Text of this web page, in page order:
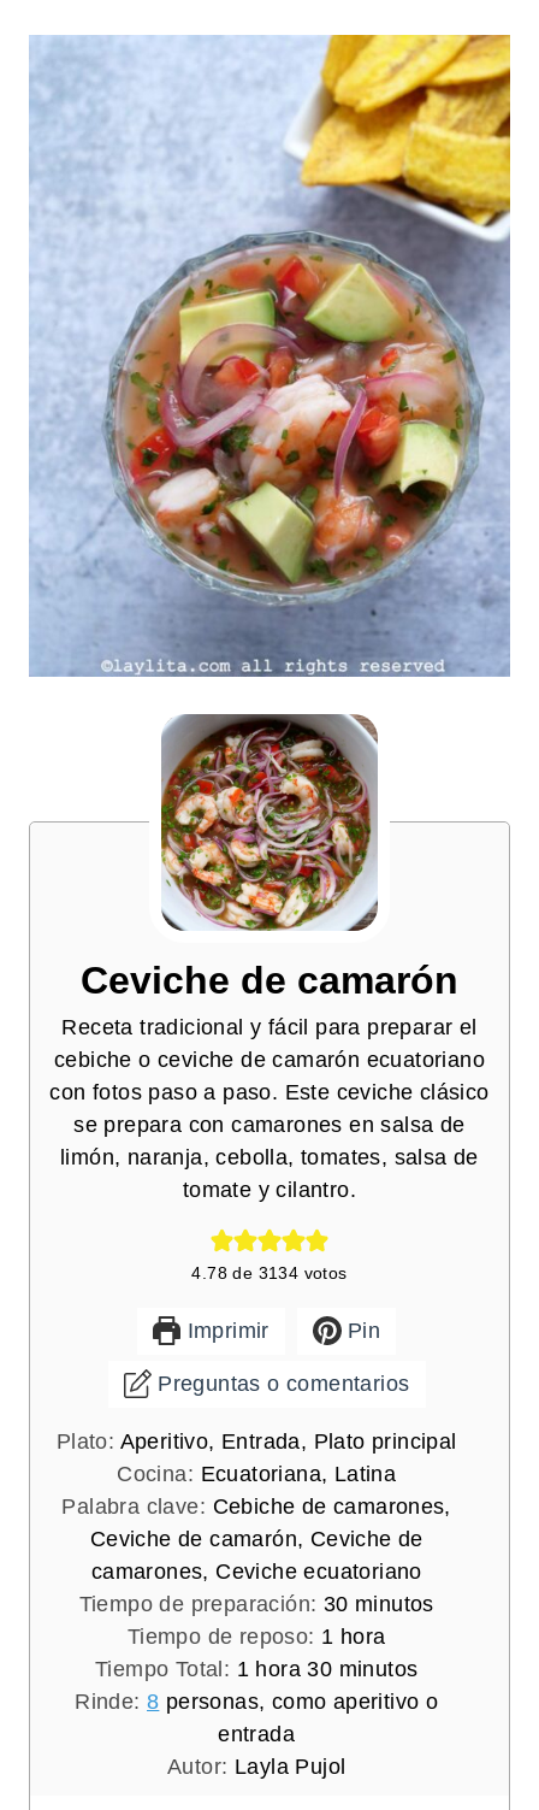
Ceviche de camarón
Receta tradicional y fácil para preparar el
cebiche o ceviche de camarón ecuatoriano
con fotos paso a paso. Este ceviche clásico
se prepara con camarones en salsa de
limón, naranja, cebolla, tomates, salsa de
tomate y cilantro.
4.78de 3134 votos
Imprimir Pin
Preguntas o comentarios
Plato: Aperitivo, Entrada, Plato principal
Cocina: Ecuatoriana, Latina
Palabra clave: Cebiche de camarones,
Ceviche de camarón, Ceviche de
camarones, Ceviche ecuatoriano
Tiempo de preparación: 30m
i
n
u
minutos
Tiempo de reposo: 1 h
o
r
hora
Tiempo Total: 1h
o
r
a
hora 30m
i
u
minutos
Rinde: 8 personas, como aperitivo o
entrada
Autor: Layla Pujol